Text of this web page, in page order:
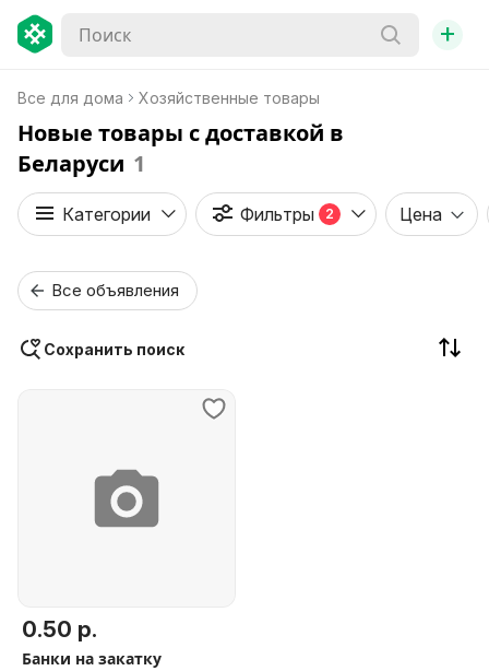
+
Все для дома Хозяйственные товары
Новые товары с доставкой в
Беларуси 1
Категории Фильтры 2 Цена
Все объявления
Сохранить поиск
0.50 р.
Банки на закатку